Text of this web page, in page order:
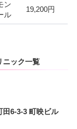
ン
ル
19,200円
ニック一覧
田6-3-3 町映ビル